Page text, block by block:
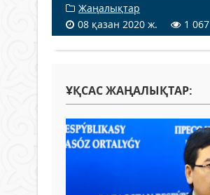
Жаңалықтар
08 қазан 2020 ж.
1 067
ҰҚСАС ЖАҢАЛЫҚТАР: